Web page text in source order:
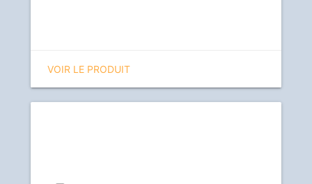
VOIR LE PRODUIT